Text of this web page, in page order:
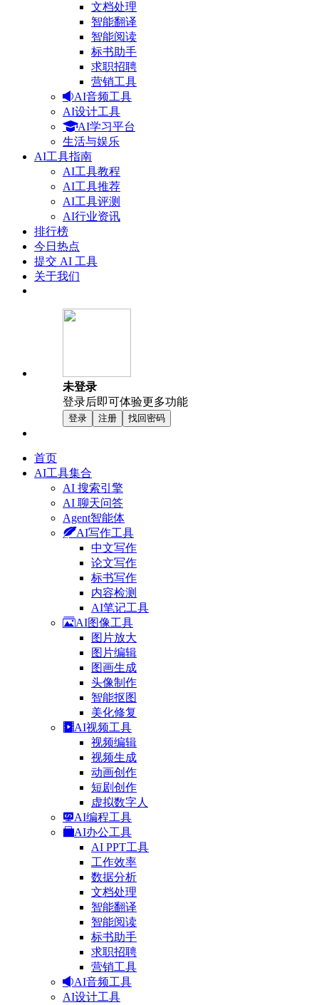
文档处理
智能翻译
智能阅读
标书助手
求职招聘
营销工具
AI音频工具
AI设计工具
AI学习平台
生活与娱乐
AI工具指南
AI工具教程
AI工具推荐
AI工具评测
AI行业资讯
排行榜
今日热点
提交 AI 工具
关于我们
未登录
登录后即可体验更多功能
登录 注册 找回密码
首页
AI工具集合
AI 搜索引擎
AI 聊天问答
Agent智能体
AI写作工具
中文写作
论文写作
标书写作
内容检测
AI笔记工具
AI图像工具
图片放大
图片编辑
图画生成
头像制作
智能抠图
美化修复
AI视频工具
视频编辑
视频生成
动画创作
短剧创作
虚拟数字人
AI编程工具
AI办公工具
AI PPT工具
工作效率
数据分析
文档处理
智能翻译
智能阅读
标书助手
求职招聘
营销工具
AI音频工具
AI设计工具